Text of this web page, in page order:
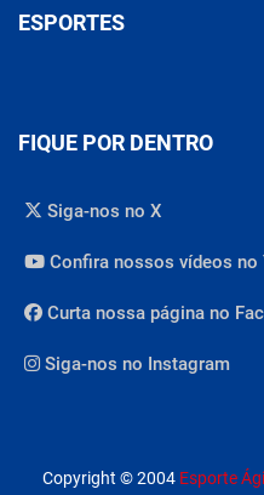
ESPORTES
FIQUE POR DENTRO
Siga-nos no X
Confira nossos vídeos no
Curta nossa página no
Siga-nos no Instagram
Copyright © 2004 Esporte